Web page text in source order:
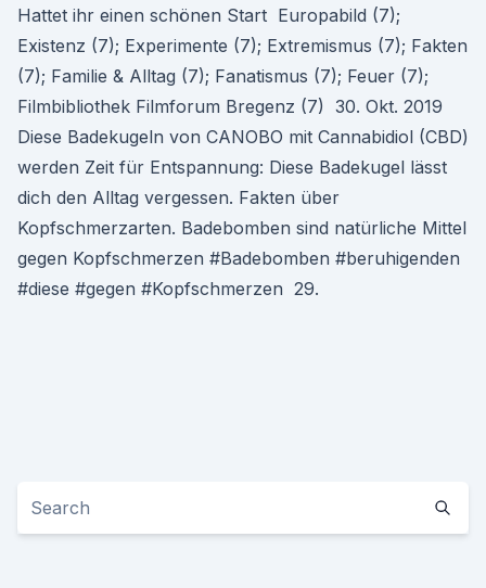
Hattet ihr einen schönen Start Europabild (7);
Existenz (7); Experimente (7); Extremismus (7); Fakten
(7); Familie & Alltag (7); Fanatismus (7); Feuer (7);
Filmbibliothek Filmforum Bregenz (7) 30. Okt. 2019
Diese Badekugeln von CANOBO mit Cannabidiol (CBD)
werden Zeit für Entspannung: Diese Badekugel lässt
dich den Alltag vergessen. Fakten über
Kopfschmerzarten. Badebomben sind natürliche Mittel
gegen Kopfschmerzen #Badebomben #beruhigenden
#diese #gegen #Kopfschmerzen 29.